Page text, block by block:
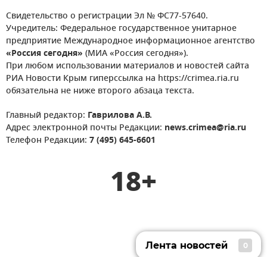
Свидетельство о регистрации Эл № ФС77-57640.
Учредитель: Федеральное государственное унитарное
предприятие Международное информационное агентство
«Россия сегодня» (МИА «Россия сегодня»).
При любом использовании материалов и новостей сайта
РИА Новости Крым гиперссылка на https://crimea.ria.ru
обязательна не ниже второго абзаца текста.
Главный редактор: Гаврилова А.В.
Адрес электронной почты Редакции: news.crimea@ria.ru
Телефон Редакции: 7 (495) 645-6601
18+
Лента новостей 0